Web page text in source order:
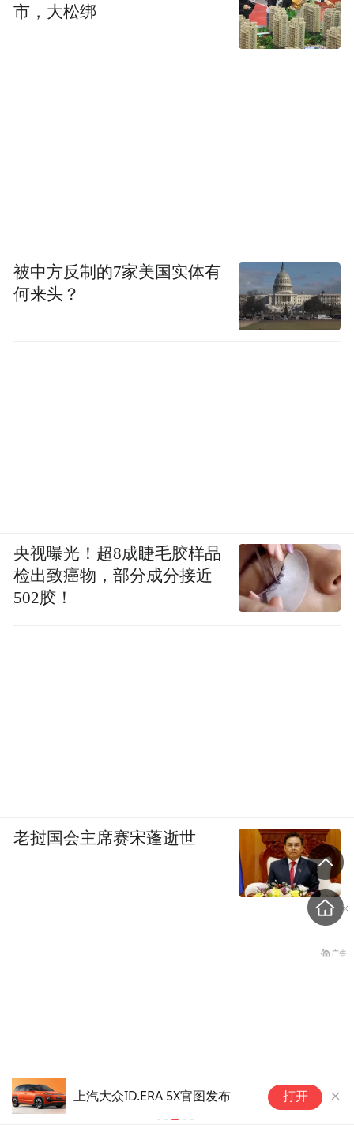
上汽大众ID.ERA 5X官图发布 打开
市，大松绑
被中方反制的7家美国实体有
何来头？
央视曝光！超8成睫毛胶样品
检出致癌物，部分成分接近
502胶！
老挝国会主席赛宋蓬逝世
张志军谈两岸民间交流，提